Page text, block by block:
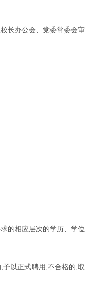
长办公会、党委常委会审
的相应层次的学历、学位
以正式聘用;不合格的,取